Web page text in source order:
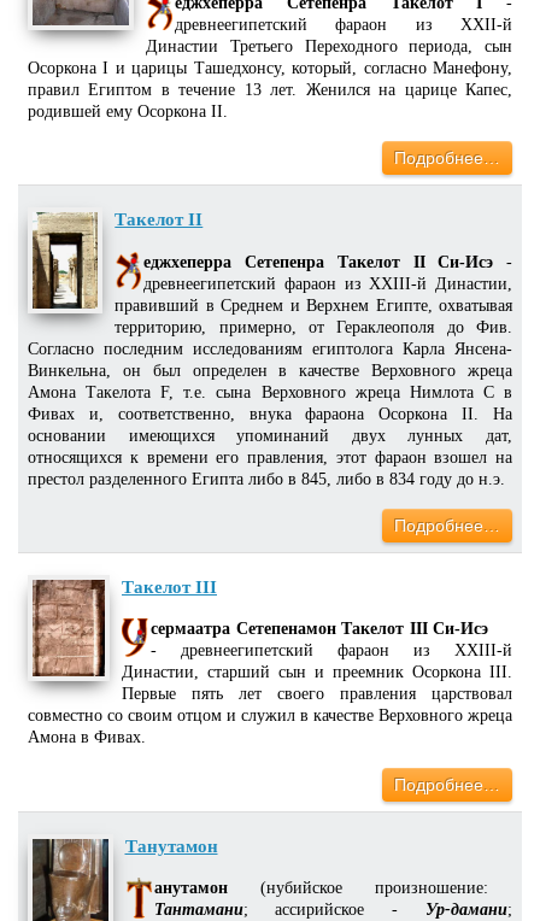
древнеегипетский фараон из XXII-й
Династии Третьего Переходного периода, сын
Осоркона I и царицы Ташедхонсу, который, согласно Манефону,
правил Египтом в течение 13 лет. Женился на царице Капес,
родившей ему Осоркона II.
Подробнее…
Такелот II
еджхеперра Сетепенра Такелот II Си-Исэ -
древнеегипетский фараон из XXIII-й Династии,
правивший в Среднем и Верхнем Египте, охватывая
территорию, примерно, от Гераклеополя до Фив.
Согласно последним исследованиям египтолога Карла Янсена-
Винкельна, он был определен в качестве Верховного жреца
Амона Такелота F, т.е. сына Верховного жреца Нимлота С в
Фивах и, соответственно, внука фараона Осоркона II. На
основании имеющихся упоминаний двух лунных дат,
относящихся к времени его правления, этот фараон взошел на
престол разделенного Египта либо в 845, либо в 834 году до н.э.
Подробнее…
Такелот III
сермаатра Сетепенамон Такелот III Си-Исэ
- древнеегипетский фараон из XXIII-й
Династии, старший сын и преемник Осоркона III.
Первые пять лет своего правления царствовал
совместно со своим отцом и служил в качестве Верховного жреца
Амона в Фивах.
Подробнее…
Танутамон
анутамон(нубийское произношение:
Тантамани; ассирийское - Ур-дамани;